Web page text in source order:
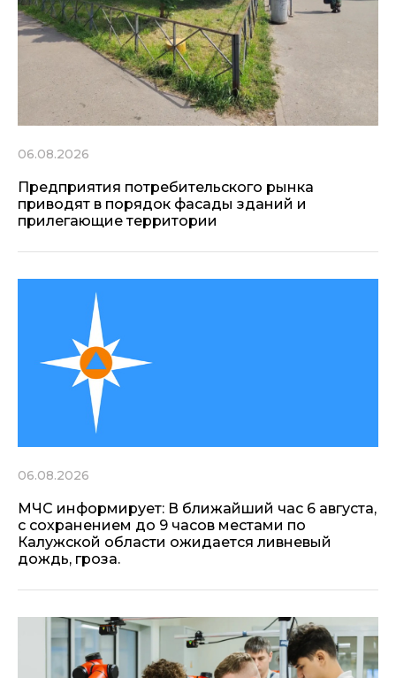
06.08.2026
Предприятия потребительского рынка
приводят в порядок фасады зданий и
прилегающие территории
06.08.2026
МЧС информирует: В ближайший час 6 августа,
с сохранением до 9 часов местами по
Калужской области ожидается ливневый
дождь, гроза.